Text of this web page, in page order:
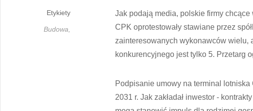
Etykiety
Budowa,
Jak podają media, polskie firmy
CPK oprotestowały stawiane przez
zainteresowanych wykonawców wielu,
konkurencyjnego jest tylko 5. Przetarg
Podpisanie umowy na terminal
2031 r. Jak zakładał inwestor -